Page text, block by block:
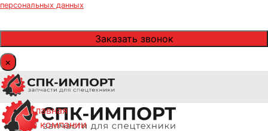
персональных данных
×
Главная
О компании